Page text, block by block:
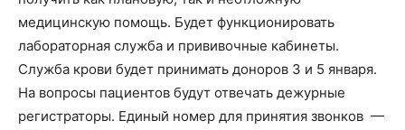
медицинскую помощь. Будет функционировать
лабораторная служба и прививочные кабинеты.
Служба крови будет принимать доноров 3 и 5 января.
На вопросы пациентов будут отвечать дежурные
регистраторы. Единый номер для принятия звонков —